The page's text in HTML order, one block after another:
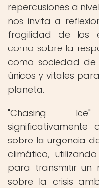
repercusiones a
nos invita a
fragilidad de los
como sobre la
como sociedad de
únicos y vitales
planeta.
"Chasing
significativamente
sobre la urgencia
climático,
para transmitir un
sobre la crisis